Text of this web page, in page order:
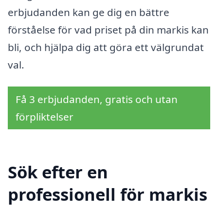
erbjudanden kan ge dig en bättre
förståelse för vad priset på din markis kan
bli, och hjälpa dig att göra ett välgrundat
val.
Få 3 erbjudanden, gratis och utan
förpliktelser
Sök efter en
professionell för markis